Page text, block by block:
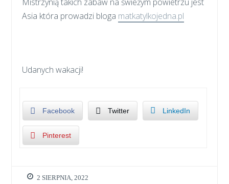
Asia która prowadzi bloga matkatylkojedna.pl
Udanych wakacji!
Facebook Twitter LinkedIn
Pinterest
2 SIERPNIA, 2022